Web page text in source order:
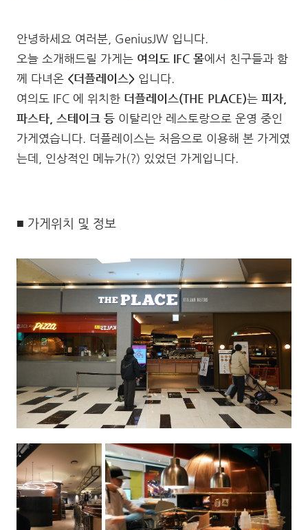
안녕하세요 여러분, GeniusJW 입니다.
오늘 소개해드릴 가게는 여의도 IFC 몰에서 친구들과 함
께 다녀온 <더플레이스> 입니다.
여의도 IFC 에 위치한 더플레이스(THE PLACE)는 피자,
파스타, 스테이크 등 이탈리안 레스토랑으로 운영 중인
가게였습니다. 더플레이스는 처음으로 이용해 본 가게였
는데, 인상적인 메뉴가(?) 있었던 가게입니다.
■ 가게위치 및 정보